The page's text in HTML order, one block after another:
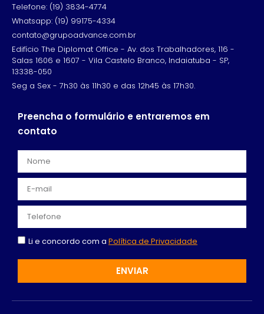
Telefone: (19) 3834-4774
Whatsapp: (19) 99175-4334
contato@grupoadvance.com.br
Edifício The Diplomat Office - Av. dos Trabalhadores, 116 -
Salas 1606 e 1607 - Vila Castelo Branco, Indaiatuba - SP,
13338-050
Seg a Sex - 7h30 às 11h30 e das 12h45 às 17h30.
Preencha o formulário e entraremos em
contato
Li e concordo com a Política de Privacidade
ENVIAR